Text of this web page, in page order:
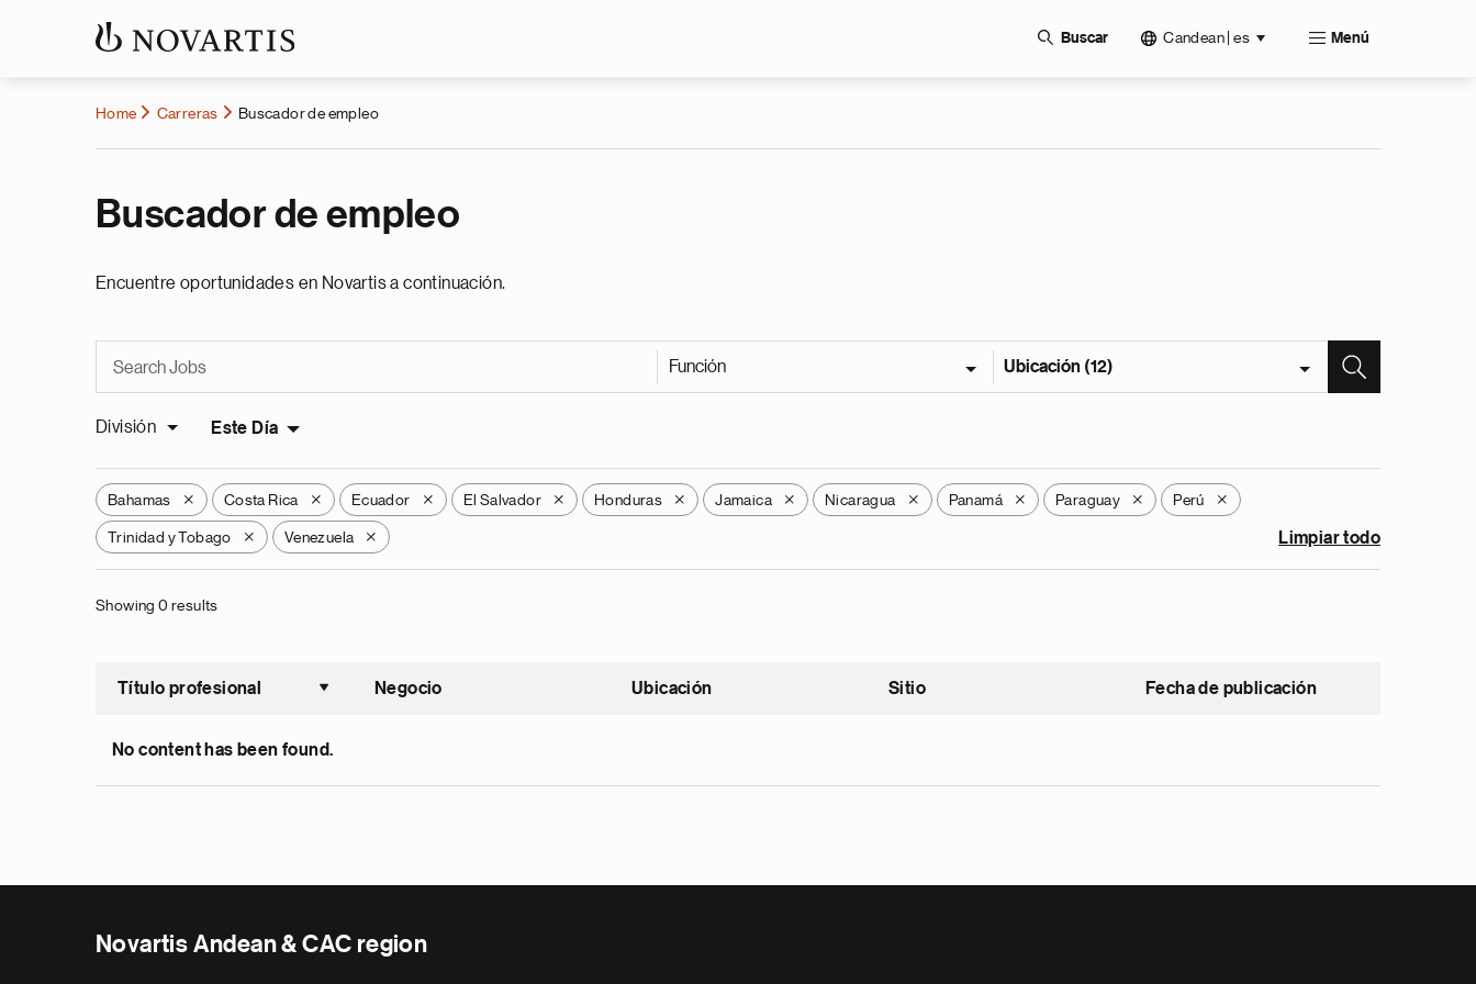
Buscar Candean | es Menú
Home Carreras Buscador de empleo
Buscador de empleo
Encuentre oportunidades en Novartis a continuación.
Función Ubicación (12)
División Este Día
Bahamas X Costa Rica X Ecuador X El Salvador X Honduras X Jamaica X Nicaragua X Panamá X Paraguay X Perú X
Trinidad y Tobago X Venezuela X Limpiar todo
Showing 0 results
Título profesional
Ordenar ascendente
Negocio Ubicación Sitio Fecha de publicación
No content has been found.
Novartis Andean & CAC region